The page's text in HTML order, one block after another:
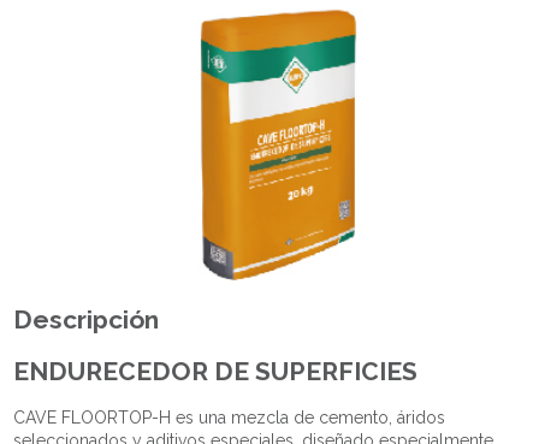
Descripción
ENDURECEDOR DE SUPERFICIES
CAVE FLOORTOP-H es una mezcla de cemento, áridos